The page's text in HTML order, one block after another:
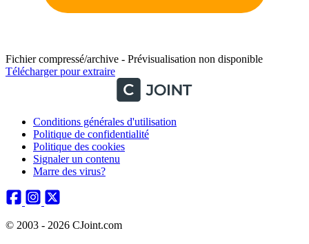
Fichier compressé/archive - Prévisualisation non disponible
Télécharger pour extraire
Conditions générales d'utilisation
Politique de confidentialité
Politique des cookies
Signaler un contenu
Marre des virus?
© 2003 - 2026 CJoint.com